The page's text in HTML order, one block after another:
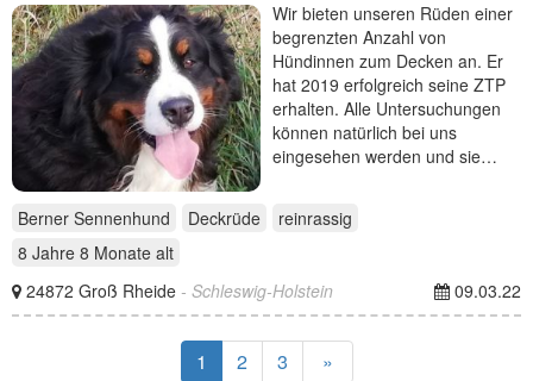
Wir bieten unseren Rüden einer
begrenzten Anzahl von
Hündinnen zum Decken an. Er
hat 2019 erfolgreich seine ZTP
erhalten. Alle Untersuchungen
können natürlich bei uns
eingesehen werden und sie…
Berner Sennenhund Deckrüde
reinrassig
8 Jahre 8 Monate alt
24872 Groß Rheide - Schleswig-Holstein 09.03.22
1 2 3 »